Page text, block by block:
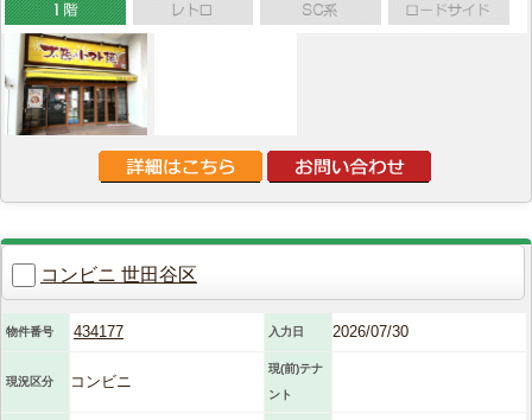
コンビニ 世田谷区
物件番号 434177 入力日 2026/07/30
現況区分 コンビニ
現(前)テナ
ント